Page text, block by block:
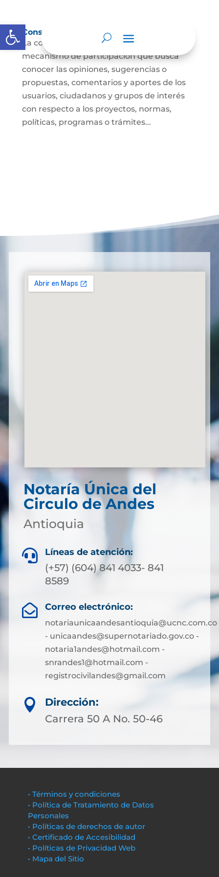
Abrir barra de herramientas
Consulta ciudadana
La consulta a la ciudadanía es un
mecanismo de participación que busca
conocer las opiniones, sugerencias o
propuestas, comentarios y aportes de los
usuarios, ciudadanos y grupos de interés
con respecto a los proyectos, normas,
políticas, programas o trámites...
Notaría Única del
Circulo de Andes
Antioquia
 Líneas de atención:
(+57) (604) 841 4033- 841
8589
 Correo electrónico:
notariaunicaandesantioquia@ucnc.com.co
- unicaandes@supernotariado.gov.co -
notaria1andes@hotmail.com -
snrandes1@hotmail.com -
registrocivilandes@gmail.com

Dirección:
Carrera 50 A No. 50-46
• Términos y condiciones
• Política de Tratamiento de Datos
Personales
• Políticas de derechos de autor
• Certificado de Accesibilidad
• Políticas de Privacidad Web
• Mapa del Sitio